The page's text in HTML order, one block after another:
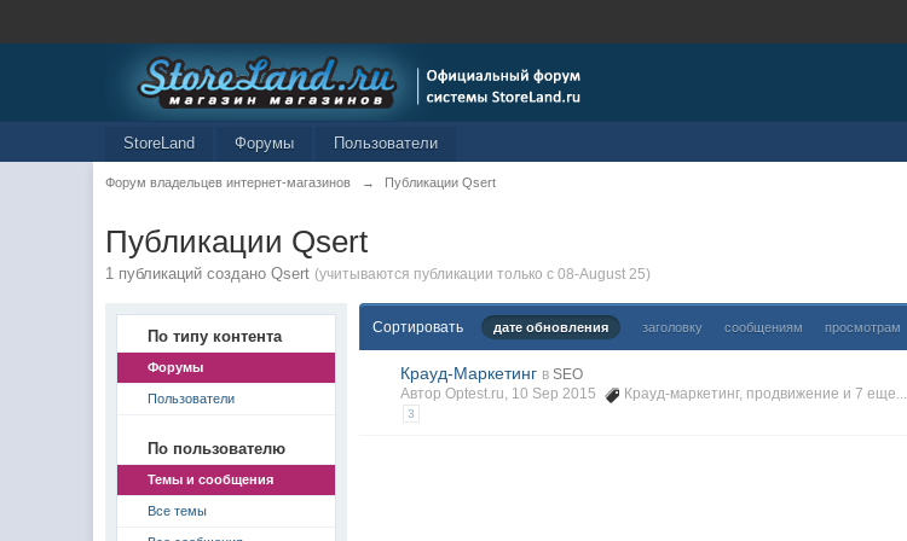
StoreLand Форумы Пользователи
Форум владельцев интернет-магазинов → Публикации Qsert
Публикации Qsert
1 публикаций создано Qsert (учитываются публикации только с 08-August 25)
По типу контента
Форумы
Пользователи
По пользователю
Темы и сообщения
Все темы
Сортировать дате обновления заголовку сообщениям просмотрам
Крауд-Маркетинг в SEO
АвторOptest.ru, 10 Sep 2015 Крауд-маркетинг, продвижение и 7 еще...
3